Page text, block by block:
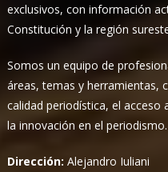
exclusivos, con información
Constitución y la región
Somos un equipo de
áreas, temas y herramientas,
calidad periodística, el
la innovación en el periodismo.
Dirección:Alejandro Iuliani